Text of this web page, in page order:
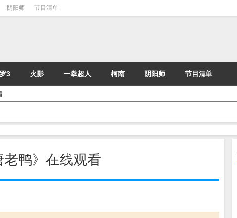
阴阳师 节目清单
3 火影 一拳超人 柯南 阴阳师 节目清单
鸭》在线观看